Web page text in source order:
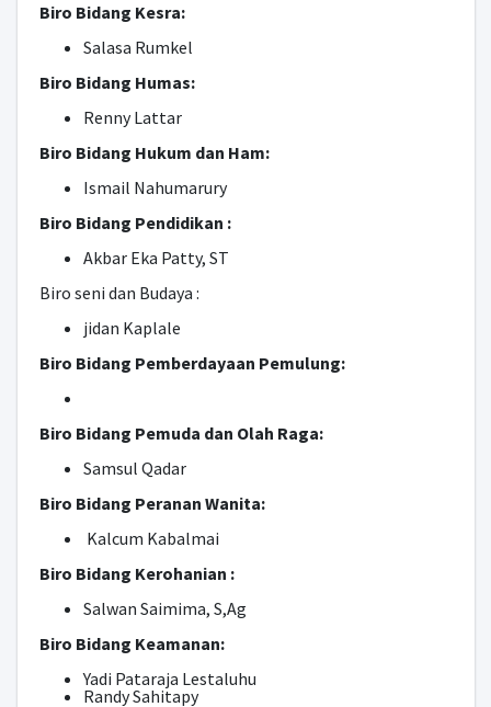
Biro Bidang Kesra:
Salasa Rumkel
Biro Bidang Humas:
Renny Lattar
Biro Bidang Hukum dan Ham:
Ismail Nahumarury
Biro Bidang Pendidikan :
Akbar Eka Patty, ST
Biro seni dan Budaya :
jidan Kaplale
Biro Bidang Pemberdayaan Pemulung:
Biro Bidang Pemuda dan Olah Raga:
Samsul Qadar
Biro Bidang Peranan Wanita:
Kalcum Kabalmai
Biro Bidang Kerohanian :
Salwan Saimima, S,Ag
Biro Bidang Keamanan:
Yadi Pataraja Lestaluhu
Randy Sahitapy